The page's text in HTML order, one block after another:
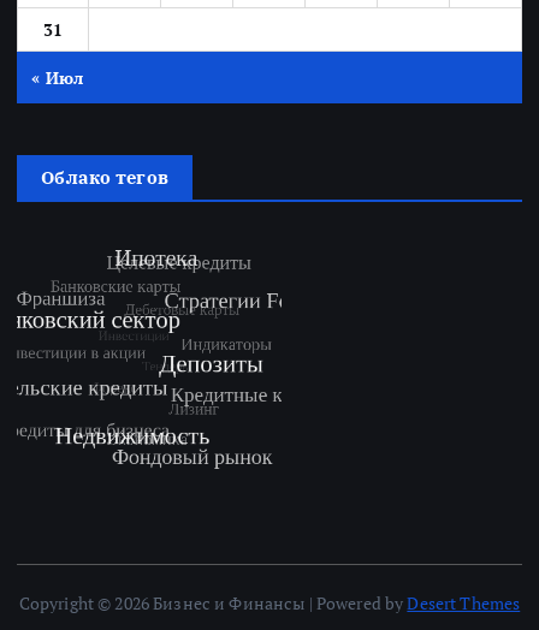
31
« Июл
Облако тегов
Copyright © 2026 Бизнес и Финансы | Powered byDesert Themes